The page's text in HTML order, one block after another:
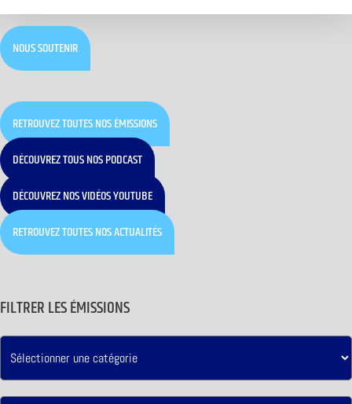
NOUS SOUTENIR
RETROUVEZ TOUTES NOS ÉMISSIONS
DÉCOUVREZ TOUS NOS PODCAST
DÉCOUVREZ NOS VIDÉOS YOUTUBE
RETROUVEZ TOUTES NOS ACTUALITÉS
FILTRER LES ÉMISSIONS